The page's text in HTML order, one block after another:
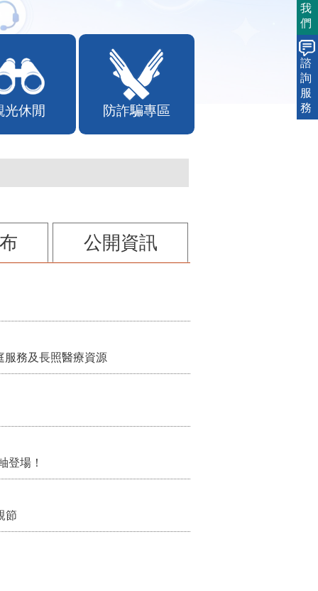
光休閒 防詐騙專區
公開資訊
服務及長照醫療資源
登場！
節
我
們
諮
詢
服
務